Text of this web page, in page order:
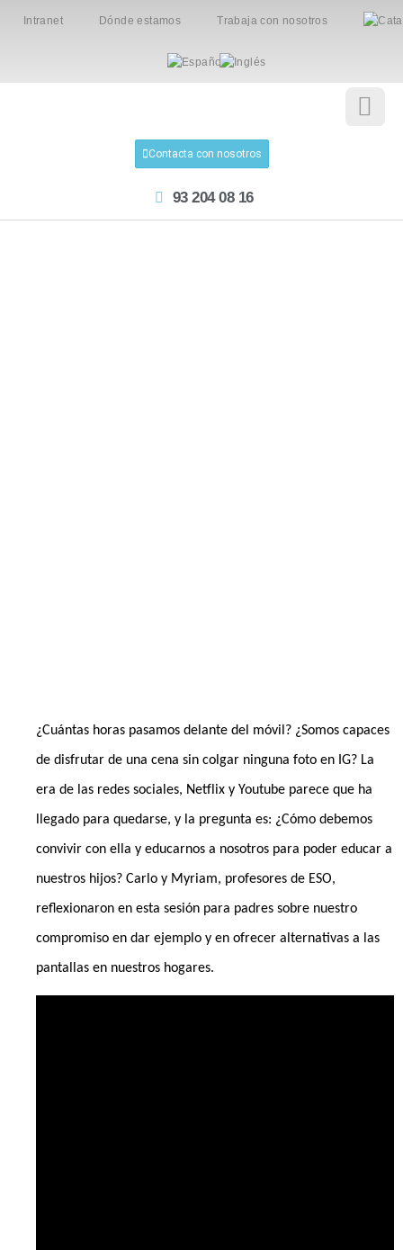
Intranet Dónde estamos Trabaja con nosotros
Contacta con nosotros
93 204 08 16
¿Cuántas horas pasamos delante del móvil? ¿Somos capaces
de disfrutar de una cena sin colgar ninguna foto en IG? La
era de las redes sociales, Netflix y Youtube parece que ha
llegado para quedarse, y la pregunta es: ¿Cómo debemos
convivir con ella y educarnos a nosotros para poder educar a
nuestros hijos? Carlo y Myriam, profesores de ESO,
reflexionaron en esta sesión para padres sobre nuestro
compromiso en dar ejemplo y en ofrecer alternativas a las
pantallas en nuestros hogares.